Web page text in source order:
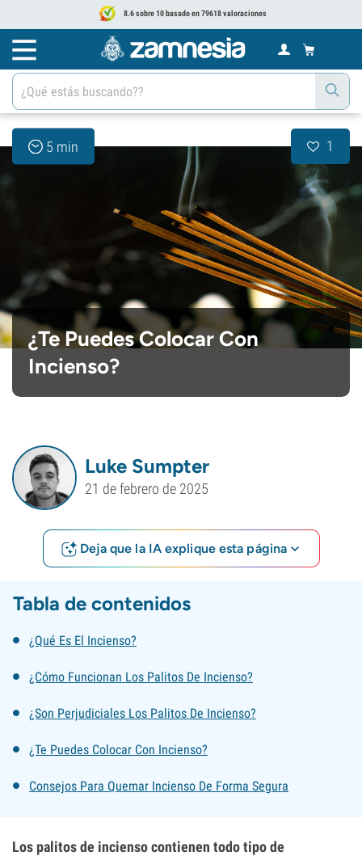
8.6 sobre 10 basado en 79618 valoraciones
5 min 1
¿Te Puedes Colocar Con
Incienso?
Luke Sumpter
21 de febrero de 2025
Deja que la IA explique esta página
Tabla de contenidos
¿Qué Es El Incienso?
¿Cómo Funcionan Los Palitos De Incienso?
¿Son Perjudiciales Los Palitos De Incienso?
¿Te Puedes Colocar Con Incienso?
Consejos Para Quemar Incienso De Forma Segura
Los palitos de incienso contienen todo tipo de